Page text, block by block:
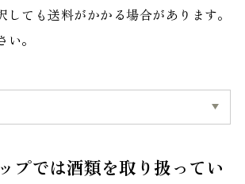
しても送料がかかる場合があります。
。
プでは酒類を取り扱ってい